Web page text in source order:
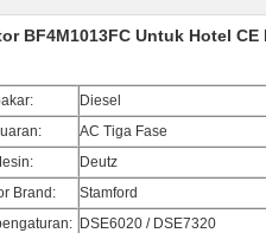
BF4M1013FC Untuk Hotel CE
Diesel
AC Tiga Fase
Deutz
Brand:
Stamford
DSE6020 / DSE7320